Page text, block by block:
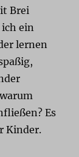
Brei
ein
lernen
Es
Kinder.